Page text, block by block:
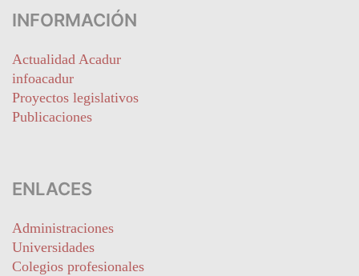
INFORMACIÓN
Actualidad Acadur
infoacadur
Proyectos legislativos
Publicaciones
ENLACES
Administraciones
Universidades
Colegios profesionales